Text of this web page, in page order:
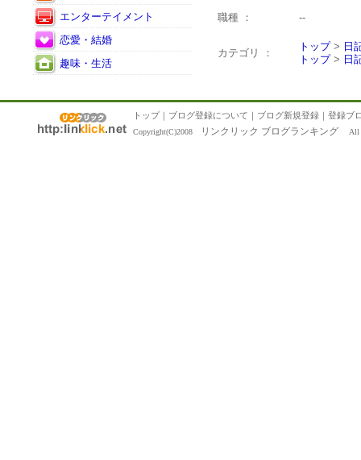
エンターテイメント
恋愛・結婚
趣味・生活
職種 ： --
カテゴリ ：
トップ> 日
トップ> 日
トップ｜ ブログ登録について ｜ ブログ新規登録 ｜ 登録ブ
Copyright(C)2008 リンクリック ブログランキング All